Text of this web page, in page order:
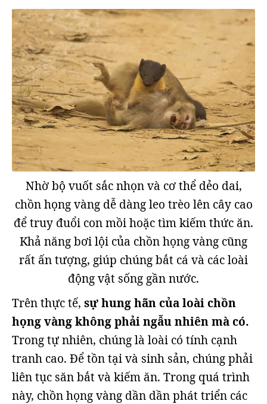
Nhờ bộ vuốt sắc nhọn và cơ thể dẻo dai,
chồn họng vàng dễ dàng leo trèo lên cây cao
để truy đuổi con mồi hoặc tìm kiếm thức ăn.
Khả năng bơi lội của chồn họng vàng cũng
rất ấn tượng, giúp chúng bắt cá và các loài
động vật sống gần nước.
Trên thực tế, sự hung hãn của loài chồn
họng vàng không phải ngẫu nhiên mà có.
Trong tự nhiên, chúng là loài có tính cạnh
tranh cao. Để tồn tại và sinh sản, chúng phải
liên tục săn bắt và kiếm ăn. Trong quá trình
này, chồn họng vàng dần dần phát triển các